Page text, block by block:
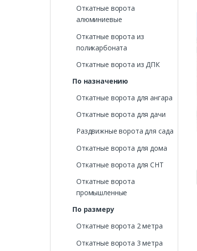
Откатные ворота
алюминиевые
Откатные ворота из
поликарбоната
Откатные ворота из ДПК
По назначению
Откатные ворота для ангара
Откатные ворота для дачи
Раздвижные ворота для сада
Откатные ворота для дома
Откатные ворота для СНТ
Откатные ворота
промышленные
По размеру
Откатные ворота 2 метра
Откатные ворота 3 метра